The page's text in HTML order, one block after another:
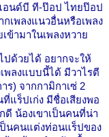
แอนด์บี ที-ป๊อป ไทยป๊อป
เพลงแนวอื่นหรือเพลง
ข้ามาในเพลงหวาย
ปด้วยได้ อยากจะให้
พลงแบบนี้ได้ มีวาไรตี
ร) จากกามิกาเซ่ 2
แร็ปเก่ง มีชื่อเสียงพอ
ดี น้องเขาเป็นคนที่น่า
ป็นคนแต่งท่อนแร็ปของ